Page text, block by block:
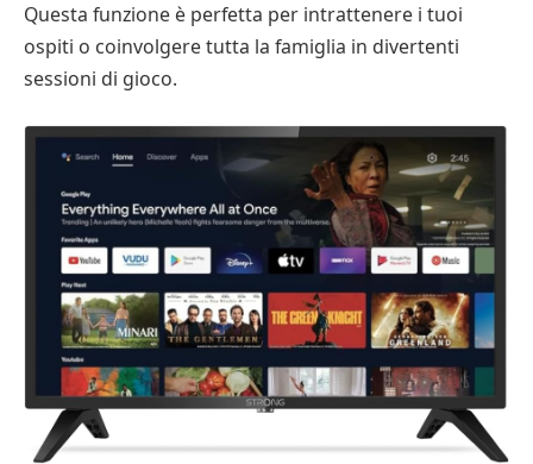
Questa funzione è perfetta per intrattenere i tuoi
ospiti o coinvolgere tutta la famiglia in divertenti
sessioni di gioco.